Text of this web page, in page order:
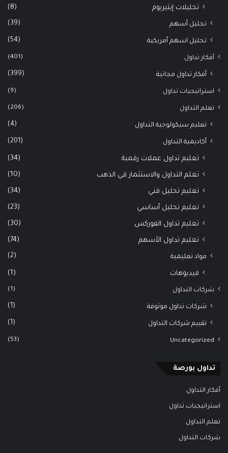
تحليلات إيثيريوم (8)
تحليل أسهم (39)
تحليل اسهم أمريكية (54)
أفكار تداول (401)
أفكار تداول مجانية (399)
استراتيجيات تداول (9)
تعلم التداول (206)
تعليم سيكولوجية التداول (4)
أكاديمية التداول (201)
تعليم تداول عملات رقمية (34)
تعلم التداول والاستثمار في الذهب (10)
تعليم تحليل فني (34)
تعليم تحليل أساسي (23)
تعليم تداول الفوركس (30)
تعليم تداول الأسهم (74)
مواد تعليمية (2)
فيديوهات (1)
شركات التداول (1)
شركات تداول موثوقة (1)
تقييم شركات التداول (1)
Uncategorized
(53)
تداول بورصة
أفكار التداول
استراتيجيات تداول
تعلم التداول
شركات التداول